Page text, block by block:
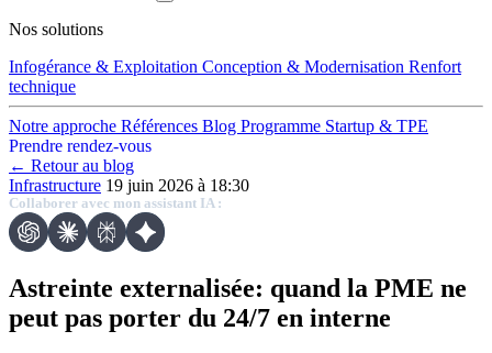
Nos solutions
Infogérance & Exploitation Conception & Modernisation Renfort
technique
Notre approche Références Blog Programme Startup & TPE
Prendre rendez-vous
← Retour au blog
Infrastructure 19 juin 2026 à 18:30
Collaborer avec mon assistant IA :
Astreinte externalisée: quand la PME ne
peut pas porter du 24/7 en interne